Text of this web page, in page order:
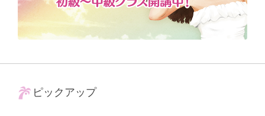
ピックアップ